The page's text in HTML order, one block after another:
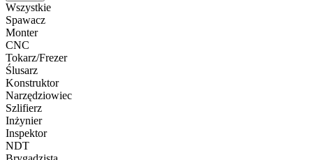
Wszystkie
Spawacz
Monter
CNC
Tokarz/Frezer
Ślusarz
Konstruktor
Narzędziowiec
Szlifierz
Inżynier
Inspektor
NDT